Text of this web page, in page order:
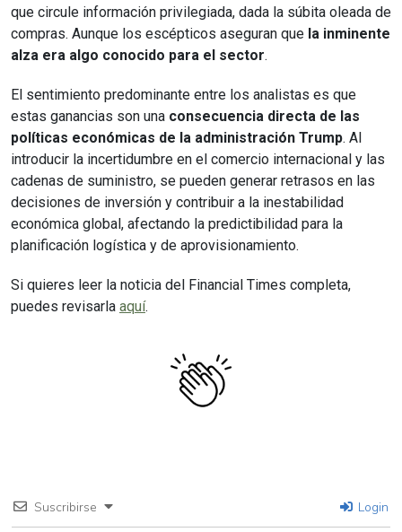
que circule información privilegiada, dada la súbita oleada de
compras. Aunque los escépticos aseguran que la inminente
alza era algo conocido para el sector.
El sentimiento predominante entre los analistas es que
estas ganancias son una consecuencia directa de las
políticas económicas de la administración Trump. Al
introducir la incertidumbre en el comercio internacional y las
cadenas de suministro, se pueden generar retrasos en las
decisiones de inversión y contribuir a la inestabilidad
económica global, afectando la predictibilidad para la
planificación logística y de aprovisionamiento.
Si quieres leer la noticia del Financial Times completa,
puedes revisarla aquí.
Suscribirse Login